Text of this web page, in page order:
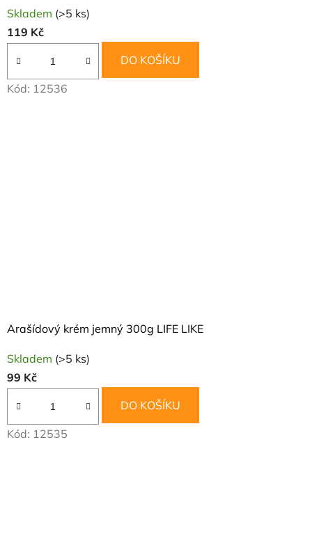
Skladem (>5 ks)
119 Kč
DO KOŠÍKU
Kód: 12536
Arašídový krém jemný 300g LIFE LIKE
Skladem (>5 ks)
99 Kč
DO KOŠÍKU
Kód: 12535